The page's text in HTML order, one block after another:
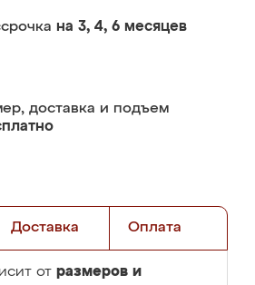
на 3, 4, 6 месяцев
доставка и подъем
Доставка Оплата
от размеров и